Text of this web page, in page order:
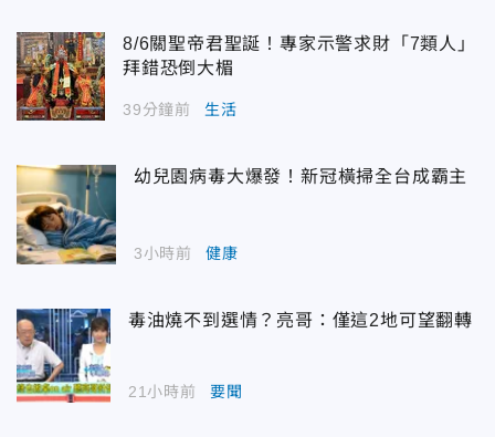
8/6關聖帝君聖誕！專家示警求財「7類人」
拜錯恐倒大楣
39分鐘前 生活
幼兒園病毒大爆發！新冠橫掃全台成霸主
3小時前 健康
毒油燒不到選情？亮哥：僅這2地可望翻轉
21小時前 要聞